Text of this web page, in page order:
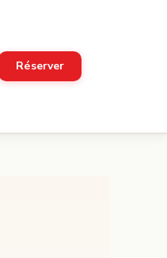
Réserver